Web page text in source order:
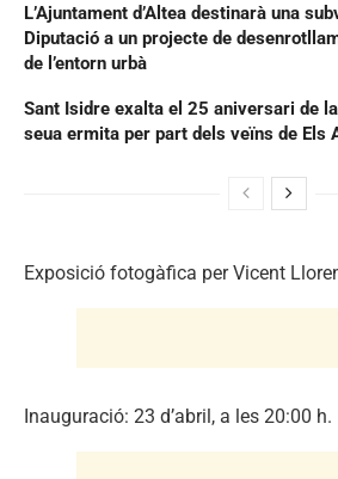
L’Ajuntament d’Altea destinarà una
Diputació a un projecte de
de l’entorn urbà
Sant Isidre exalta el 25 aniversari de
seua ermita per part dels veïns de Els
Exposició fotogàfica per Vicent
Inauguració: 23 d’abril, a les 20:00 h.